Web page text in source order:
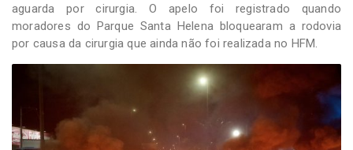
aguarda por cirurgia. O apelo foi registrado quando
moradores do Parque Santa Helena bloquearam a rodovia
por causa da cirurgia que ainda não foi realizada no HFM.